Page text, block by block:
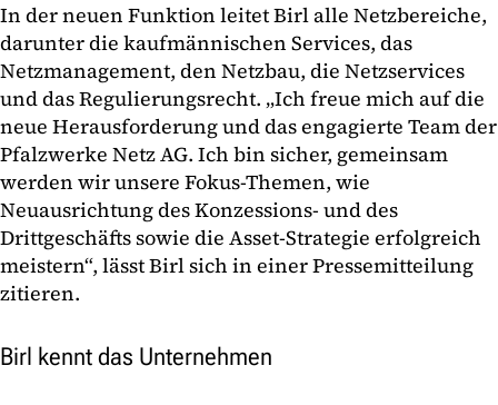
In der neuen Funktion leitet Birl alle Netzbereiche,
darunter die kaufmännischen Services, das
Netzmanagement, den Netzbau, die Netzservices
und das Regulierungsrecht. „Ich freue mich auf die
neue Herausforderung und das engagierte Team der
Pfalzwerke Netz AG. Ich bin sicher, gemeinsam
werden wir unsere Fokus-Themen, wie
Neuausrichtung des Konzessions- und des
Drittgeschäfts sowie die Asset-Strategie erfolgreich
meistern“, lässt Birl sich in einer Pressemitteilung
zitieren.
Birl kennt das Unternehmen